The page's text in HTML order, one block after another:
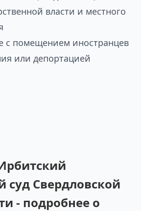
власти и местного
с помещением иностранцев
или депортацией
суд Свердловской
- подробнее о